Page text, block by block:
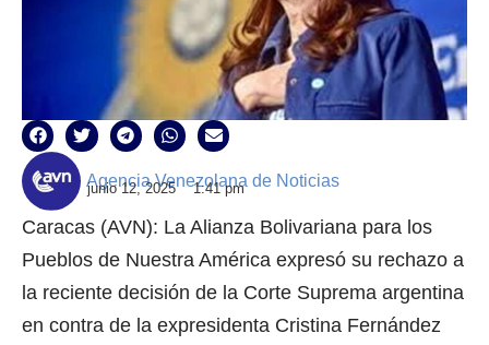
Agencia Venezolana de Noticias
junio 12, 2025 1:41 pm
Caracas (AVN): La Alianza Bolivariana para los
Pueblos de Nuestra América expresó su rechazo a
la reciente decisión de la Corte Suprema argentina
en contra de la expresidenta Cristina Fernández